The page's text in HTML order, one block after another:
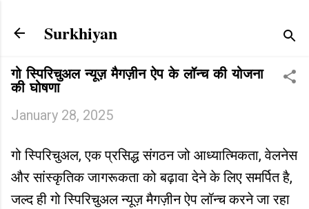
Surkhiyan
गो स्पिरिचुअल न्यूज़ मैगज़ीन ऐप के लॉन्च की योजना
की घोषणा
January 28, 2025
गो स्पिरिचुअल, एक प्रसिद्ध संगठन जो आध्यात्मिकता, वेलनेस
और सांस्कृतिक जागरूकता को बढ़ावा देने के लिए समर्पित है,
जल्द ही गो स्पिरिचुअल न्यूज़ मैगज़ीन ऐप लॉन्च करने जा रहा